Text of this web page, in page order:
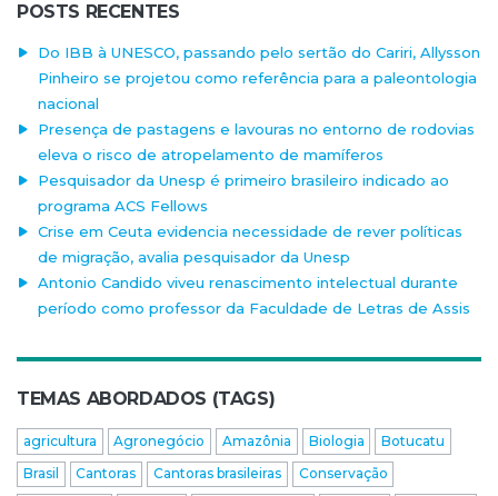
POSTS RECENTES
Do IBB à UNESCO, passando pelo sertão do Cariri, Allysson
Pinheiro se projetou como referência para a paleontologia
nacional
Presença de pastagens e lavouras no entorno de rodovias
eleva o risco de atropelamento de mamíferos
Pesquisador da Unesp é primeiro brasileiro indicado ao
programa ACS Fellows
Crise em Ceuta evidencia necessidade de rever políticas
de migração, avalia pesquisador da Unesp
Antonio Candido viveu renascimento intelectual durante
período como professor da Faculdade de Letras de Assis
TEMAS ABORDADOS (TAGS)
agricultura Agronegócio Amazônia Biologia
Botucatu
Brasil
Cantoras Cantoras brasileiras
Conservação